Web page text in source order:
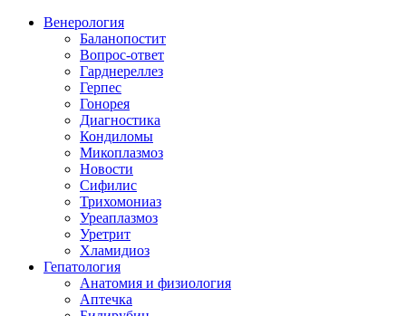
Венерология
Баланопостит
Вопрос-ответ
Гарднереллез
Герпес
Гонорея
Диагностика
Кондиломы
Микоплазмоз
Новости
Сифилис
Трихомониаз
Уреаплазмоз
Уретрит
Хламидиоз
Гепатология
Анатомия и физиология
Аптечка